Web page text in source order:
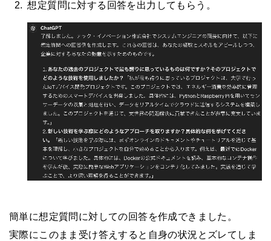
想定質問に対する回答を出力してもらう。
簡単に想定質問に対しての回答を作成できました。
実際にこのまま受け答えすると自身の状況とズレてしま